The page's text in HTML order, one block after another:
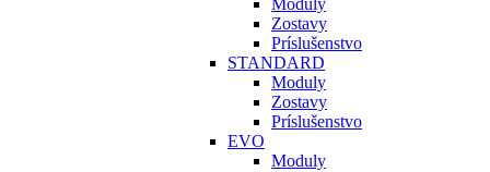
Moduly
Zostavy
Príslušenstvo
STANDARD
Moduly
Zostavy
Príslušenstvo
EVO
Moduly